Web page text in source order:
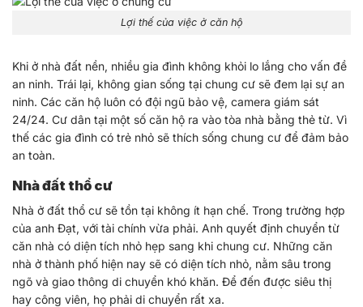
Lợi thế của việc ở căn hộ
Khi ở nhà đất nền, nhiều gia đình không khỏi lo lắng cho vấn đề
an ninh. Trái lại, không gian sống tại chung cư sẽ đem lại sự an
ninh. Các căn hộ luôn có đội ngũ bảo vệ, camera giám sát
24/24. Cư dân tại một số căn hộ ra vào tòa nhà bằng thẻ từ. Vì
thế các gia đình có trẻ nhỏ sẽ thích sống chung cư để đảm bảo
an toàn.
Nhà đất thổ cư
Nhà ở đất thổ cư sẽ tồn tại không ít hạn chế. Trong trường hợp
của anh Đạt, với tài chính vừa phải. Anh quyết định chuyển từ
căn nhà có diện tích nhỏ hẹp sang khi chung cư. Những căn
nhà ở thành phố hiện nay sẽ có diện tích nhỏ, nằm sâu trong
ngõ và giao thông di chuyển khó khăn. Để đến được siêu thị
hay công viên, họ phải di chuyển rất xa.